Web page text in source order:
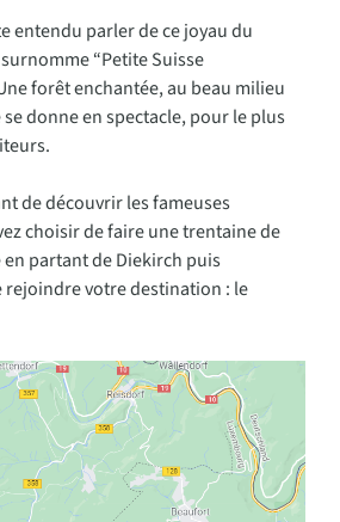
entendu parler de ce joyau du
“Petite Suisse
forêt enchantée, au beau milieu
donne en spectacle, pour le plus
de découvrir les fameuses
choisir de faire une trentaine de
partant de Diekirch puis
rejoindre votre destination : le